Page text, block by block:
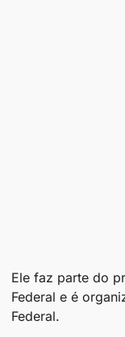
Ele faz parte do
Federal e é
Federal.